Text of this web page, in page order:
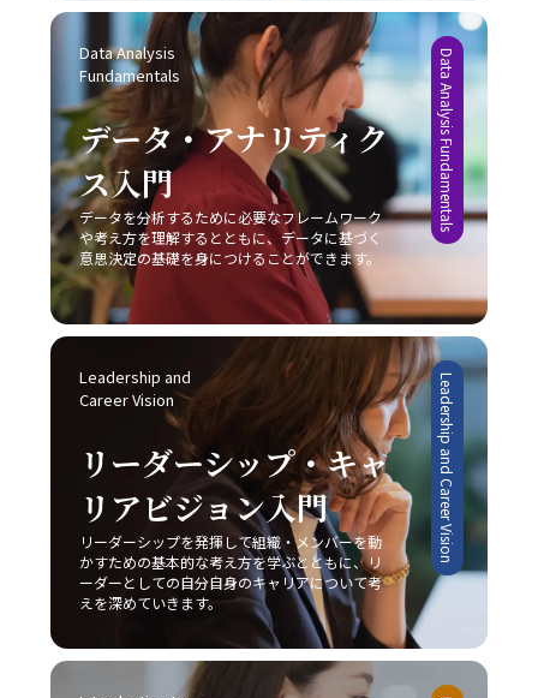
ントを実践し、「仕事で話が噛み合わない人との対処法」
を日常の業務に取り入れることで、組織内の信頼関係の再
構築や業務効率の向上を実現できるでしょう。常に自己の
コミュニケーションスキルを磨き、効果的な意思疎通を心
がけることが、ビジネスパーソンとしての成長に直結する
重要な要素となります。
ラッシュアップしていくことが、キャリアの成長に繋がる
のです。 まとめ 本記事では、「ビジネスにおけるコミュ
ニケーション能力」における重要性と、その構成要素、さ
らには具体的な現場での実践方法と注意点について解説し
ました。現代ビジネスにおいて、コミュニケーションは単
なる情報伝達ではなく、相手に行動変容を促すための極め
て高度なスキルであり、論理的思考、感情表現、非言語的
伝達、そして状況に応じた柔軟な対応が求められます。特
に、若手ビジネスマンはこの能力を磨くことで、上司や同
僚、さらには対外のステークホルダーとの信頼関係を築
き、組織全体の業績向上や自らのキャリアアップに直結さ
せることが可能となります。 また、コミュニケーション
の成功は意識的な目的設定と適切な手法の選択に依存する
ため、日々の業務の中で自らの発言や対話を振り返り、ど
のように相手に伝わっているかを検証する姿勢が不可欠で
す。若手ビジネスマンとしては、まずは基本的なスキルを
習得し、実践を重ねながら「論理」と「感情」のバランス
を追求することが、信頼構築および成果創出への近道であ
ると言えます。今後も、技術の進化とグローバル化が進む
中で、多様なコミュニケーション手法を状況に応じて使い
分けるセンスを養い、柔軟な対応力を持つことが求められ
るでしょう。 最終的に、「ビジネスにおけるコミュニケ
ーション能力」における本質は、発信者が目的を明確に
し、受信者がその意図を正確に理解するという双方の協調
です。これを実現するためには、日々の実務の中での振り
返りと研鑽が不可欠であり、自らのコミュニケーションス
タイルを磨き上げることが、結果として組織全体のパフォ
欠であることを示しています。 レッドオーシャンとブル
ーオーシャンの使い分け レッドオーシャン市場における
戦略と対比して、ブルーオーシャン戦略は競争のない新た
な市場の創出を目指すアプローチです。ブルーオーシャン
では、既存市場の枠にとらわれずに新規需要を発掘するこ
とが重視されるため、一見すると魅力的な選択肢に映りま
す。しかし、どちらの戦略を採用するかは、自社の経営資
源、強み、さらには市場環境の成熟度によって大きく左右
されるため、慎重な分析が求められます。レッドオーシャ
ンの戦い方においては、既存市場で確固たる地位を築くた
めに、いかに自社の独自性を打ち出し、競合他社との差別
化を成功させるかが非常に重要な要素となります。 具体
例として、大手家電メーカーが技術力と広範な販売網とい
う強みを持ちながらも、成熟市場での競争に挑むケース
や、ベンチャー企業が限定されたリソースを最大限に活か
してニッチ市場で新たな需要を創造するケースなど、各企
業は自社の特性に応じた戦略を展開しています。このよう
な事例からも、どの市場戦略を採るにしても、常に自社の
強みと市場環境の両面を的確に把握し、その上でレッドオ
ーシャンの戦い方を実践することが成功の鍵であることが
明らかです。 実践に向けた心構えと今後の展望 レッドオ
ーシャンの戦い方を実践するためには、単なる理論や事例
の学習に留まらず、実際のビジネス現場での迅速な対応と
継続的な改善が求められます。まず、自社の強みや改善点
を冷静に分析し、どの戦略が最も有効であるかを判断する
ことが重要です。また、顧客のニーズや市場動向の変化に
敏感であること、そして柔軟な戦略の見直しが不可欠とな
ールを活用し、リマインダー機能やタイムマネジメントア
プリを上手に利用することで、先延ばし癖を改善する一助
となります。ただし、こうしたツールも万能ではなく、自
身の内面的な問題と向き合い、根本的な解決策を模索しな
ければ、「後回し癖 改善」は真の意味で実現されないで
しょう。 まとめ 「後回し癖の改善」は、20代の若手ビジ
ネスマンにとって極めて重要なテーマです。タスクの先延
ばしは、自己効力感の低下、ストレスの蓄積、生産性の低
下、さらにはキャリアの成長機会の逸失といった深刻な影
響を及ぼします。そのため、自己管理能力の向上を図るた
めには、まず自分自身の心理的背景や業務環境を冷静に分
析することが不可欠です。また、具体的な改善策として
は、以下の8つの方法が有効であると考えられます。 ま
ず、「とりあえずはじめてみる」というシンプルながらも
強力な方法があります。初動の一歩を踏み出すことで、
徐々にタスクへの抵抗感が薄れ、以降の作業がスムーズに
進む効果が期待できます。次に、簡単に実行可能なタスク
から取り掛かることにより、成功体験を積み重ねる点も重
要です。成功体験は自信を形成し、やがて大きな課題に対
しても積極的に取り組む原動力となります。 さらに、や
るべきタスクに専念できる環境を整えることも、先延ばし
癖の改善に有効です。職場や自宅での雑音や不要な割り込
みを排除し、集中できる空間を確保する工夫は、業務効率
の向上につながります。目標を細かく設定し、進捗状況を
明確に把握することで、自分自身の達成度を視覚化し、モ
チベーションを維持することが可能です。また、締切を2
段階で設定する方法も、タスクを段階的に処理し、プロジ
ェクト全体を効率的に管理するための有効な手段と言える
Data Analysis
Fundamentals
データ・アナリティク
ス入門
データを分析するために必要なフレームワーク
や考え方を理解するとともに、データに基づく
意思決定の基礎を身につけることができます。
Data Analysis Fundamentals
Leadership and
Career Vision
リーダーシップ・キャ
リアビジョン入門
リーダーシップを発揮して組織・メンバーを動
かすための基本的な考え方を学ぶとともに、リ
ーダーとしての自分自身のキャリアについて考
えを深めていきます。
Leadership and Career Vision